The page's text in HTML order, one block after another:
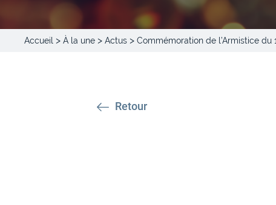
Accueil > À la une > Actus > Commémoration de l’Armistice du
Retour